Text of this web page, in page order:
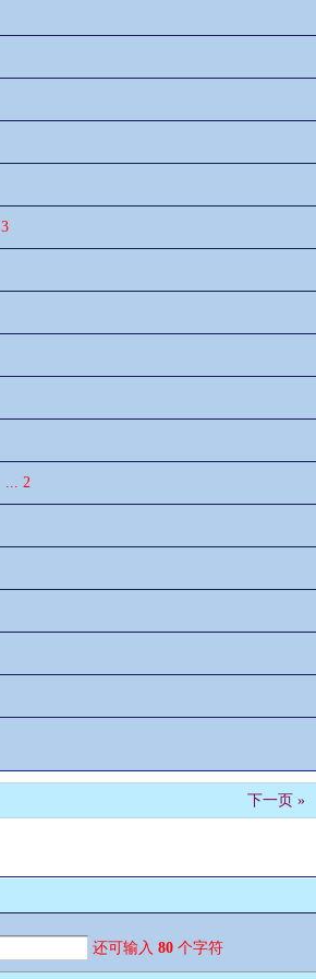
3
... 2
下一页 »
还可输入80 个字符